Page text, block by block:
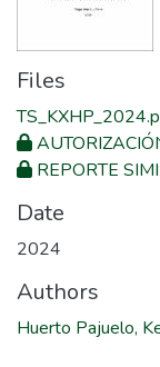
Files
REPORTE
Date
2024
Authors
Huerto Pajuelo,